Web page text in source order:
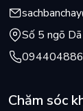
Số 5 ngõ
Chăm sóc